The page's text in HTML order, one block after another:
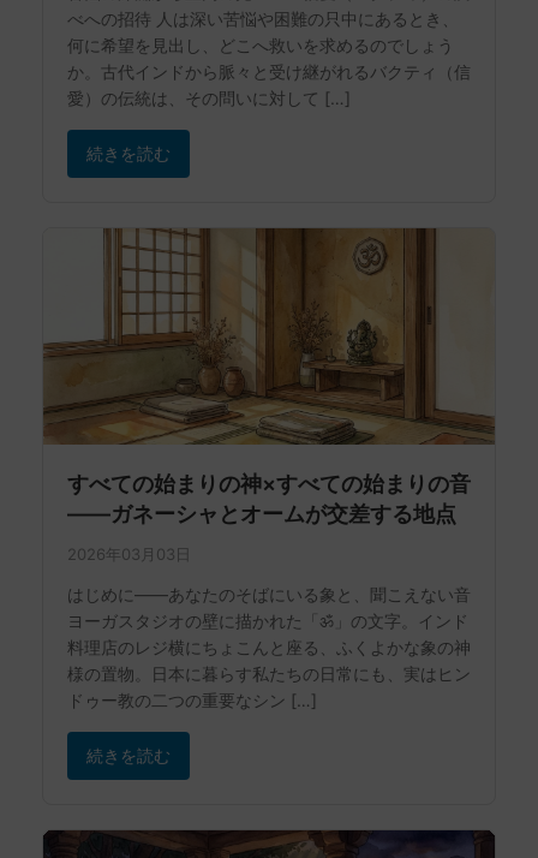
べへの招待 人は深い苦悩や困難の只中にあるとき、
何に希望を見出し、どこへ救いを求めるのでしょう
か。古代インドから脈々と受け継がれるバクティ（信
愛）の伝統は、その問いに対して […]
続きを読む
すべての始まりの神×すべての始まりの音
——ガネーシャとオームが交差する地点
2026年03月03日
はじめに——あなたのそばにいる象と、聞こえない音
ヨーガスタジオの壁に描かれた「ॐ」の文字。インド
料理店のレジ横にちょこんと座る、ふくよかな象の神
様の置物。日本に暮らす私たちの日常にも、実はヒン
ドゥー教の二つの重要なシン […]
続きを読む